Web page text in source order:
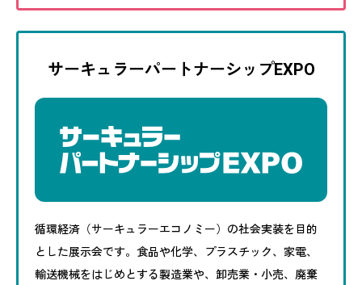
サーキュラーパートナーシップEXPO
循環経済（サーキュラーエコノミー）の社会実装を目的
とした展示会です。食品や化学、プラスチック、家電、
輸送機械をはじめとする製造業や、卸売業・小売、廃棄